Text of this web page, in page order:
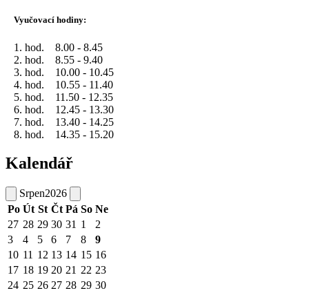
Vyučovací hodiny:
1. hod. 8.00 - 8.45
2. hod. 8.55 - 9.40
3. hod. 10.00 - 10.45
4. hod. 10.55 - 11.40
5. hod. 11.50 - 12.35
6. hod. 12.45 - 13.30
7. hod. 13.40 - 14.25
8. hod. 14.35 - 15.20
Kalendář
Srpen2026
Po Út St Čt Pá So Ne
27 28 29 30 31 1
2
3
4 5 6 7 8
9
10 11 12 13 14 15 16
17 18 19 20 21 22 23
24 25 26 27 28 29 30